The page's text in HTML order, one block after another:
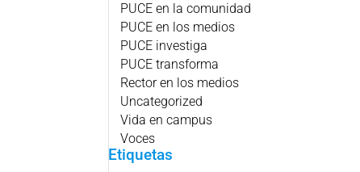
PUCE en la comunidad
PUCE en los medios
PUCE investiga
PUCE transforma
Rector en los medios
Uncategorized
Vida en campus
Voces
Etiquetas